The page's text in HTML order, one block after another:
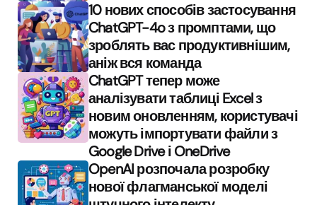
10 нових способів застосування
ChatGPT-4o з промптами, що
зроблять вас продуктивнішим,
аніж вся команда
ChatGPT тепер може
аналізувати таблиці Excel з
новим оновленням, користувачі
можуть імпортувати файли з
Google Drive і OneDrive
OpenAI розпочала розробку
нової флагманської моделі